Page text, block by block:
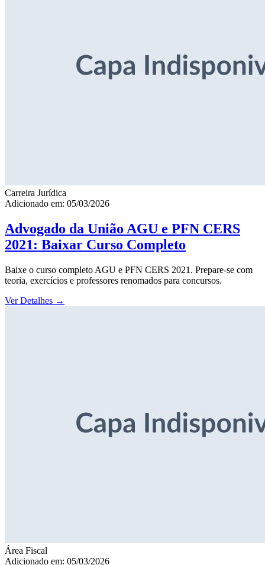
Carreira Jurídica
Adicionado em: 05/03/2026
Advogado da União AGU e PFN CERS
2021: Baixar Curso Completo
Baixe o curso completo AGU e PFN CERS 2021. Prepare-se com
teoria, exercícios e professores renomados para concursos.
Ver Detalhes →
Área Fiscal
Adicionado em: 05/03/2026